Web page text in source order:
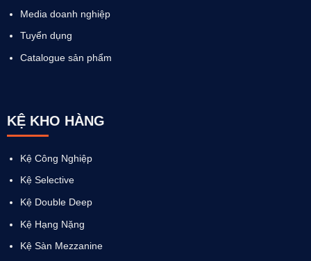
Media doanh nghiệp
Tuyển dụng
Catalogue sản phẩm
KỆ KHO HÀNG
Kệ Công Nghiệp
Kệ Selective
Kệ Double Deep
Kệ Hạng Nặng
Kệ Sàn Mezzanine